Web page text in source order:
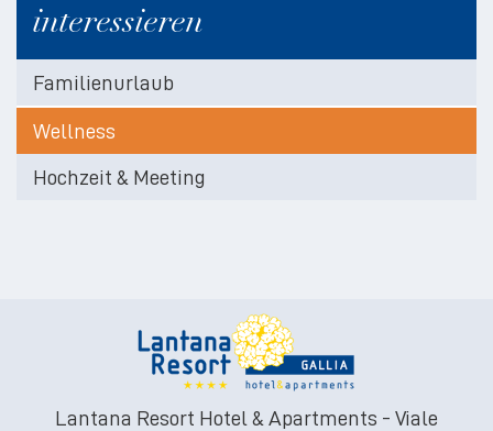
interessieren
Familienurlaub
Wellness
Hochzeit & Meeting
Lantana Resort Hotel & Apartments - Viale